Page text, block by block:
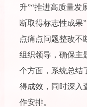
升”“推进高质量发
断取得标志性成果
点痛点问题整改不
组织领导，确保主
个方面，系统总结
得成效，同时深入
作安排。